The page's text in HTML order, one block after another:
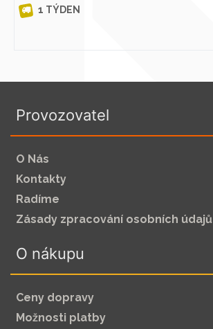
1 TÝDEN
Provozovatel
O Nás
Kontakty
Radíme
Zásady zpracování osobních údajů
O nákupu
Ceny dopravy
Možnosti platby